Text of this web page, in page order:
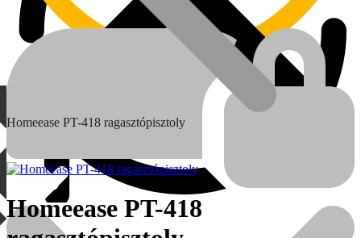
Homeease PT-418 ragasztópisztoly
Homeease PT-418